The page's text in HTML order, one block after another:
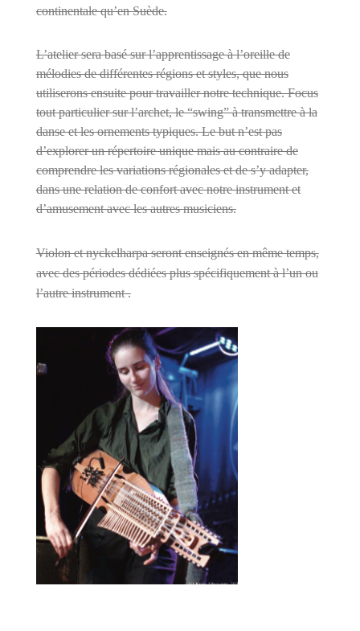
continentale qu’en Suède.
L’atelier sera basé sur l’apprentissage à l’oreille de
mélodies de différentes régions et styles, que nous
utiliserons ensuite pour travailler notre technique. Focus
tout particulier sur l’archet, le “swing” à transmettre à la
danse et les ornements typiques. Le but n’est pas
d’explorer un répertoire unique mais au contraire de
comprendre les variations régionales et de s’y adapter,
dans une relation de confort avec notre instrument et
d’amusement avec les autres musiciens.
Violon et nyckelharpa seront enseignés en même temps,
avec des périodes dédiées plus spécifiquement à l’un ou
l’autre instrument .